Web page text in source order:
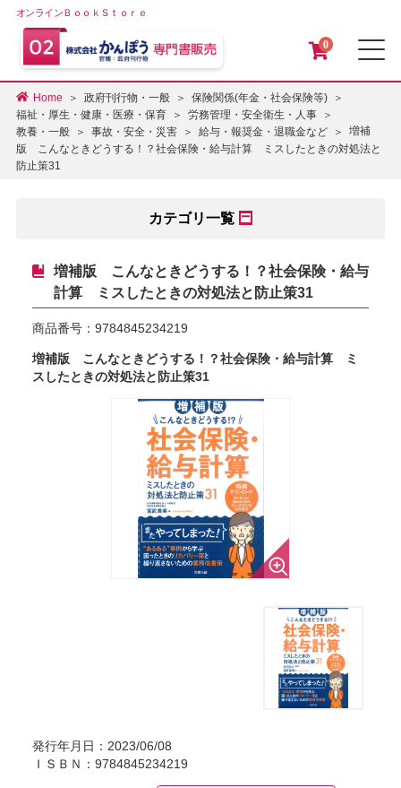
オンラインＢｏｏｋＳｔｏｒｅ
0
Home 政府刊行物・一般
保険関係(年金・社会保険等)
福祉・厚生・健康・医療・保育
労務管理・安全衛生・人事
教養・一般
事故・安全・災害 給与・報奨金・退職金など
増補
版 こんなときどうする！？社会保険・給与計算 ミスしたときの対処法と
防止策31
カテゴリ一覧
増補版 こんなときどうする！？社会保険・給与
計算 ミスしたときの対処法と防止策31
商品番号： 9784845234219
増補版 こんなときどうする！？社会保険・給与計算 ミ
スしたときの対処法と防止策31
発行年月日：2023/06/08
ＩＳＢＮ：9784845234219